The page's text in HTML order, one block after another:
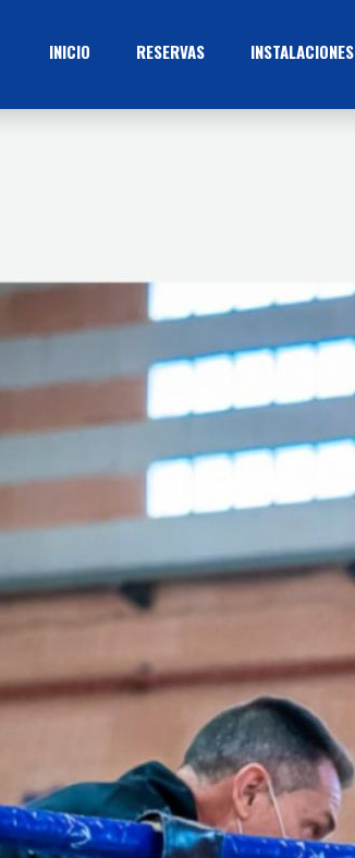
INICIO RESERVAS INSTALACIONES